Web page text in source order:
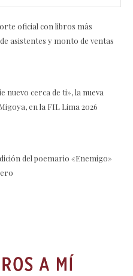
oficial con libros más
asistentes y monto de ventas
nuevo cerca de ti», la nueva
en la FIL Lima 2026
del poemario «Enemigo»